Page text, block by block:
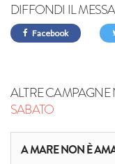
DIFFONDI IL
Facebook
ALTRE
SABATO
A MARE NON È